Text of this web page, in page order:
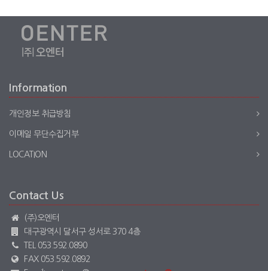
Information
개인정보 취급방침
이메일 무단수집거부
LOCATION
Contact Us
(주)오엔터
대구광역시 달서구 성서로 370 4층
TEL 053.592.0890
FAX 053.592.0892